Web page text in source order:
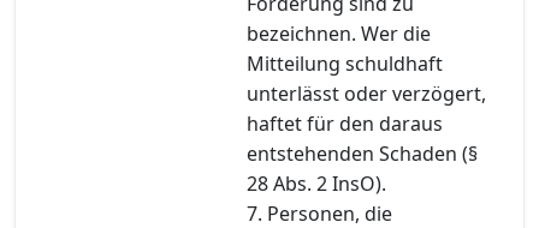
bezeichnen. Wer die
Mitteilung schuldhaft
unterlässt oder verzögert,
haftet für den daraus
entstehenden Schaden (§
28 Abs. 2 InsO).
7. Personen, die